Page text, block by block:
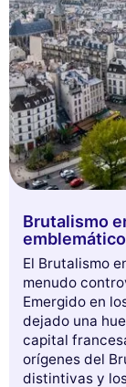
Rechazar todo
Brutalismo
El Brutalismo
menudo
Emergido en
dejado una
capital
orígenes del
distintivas y